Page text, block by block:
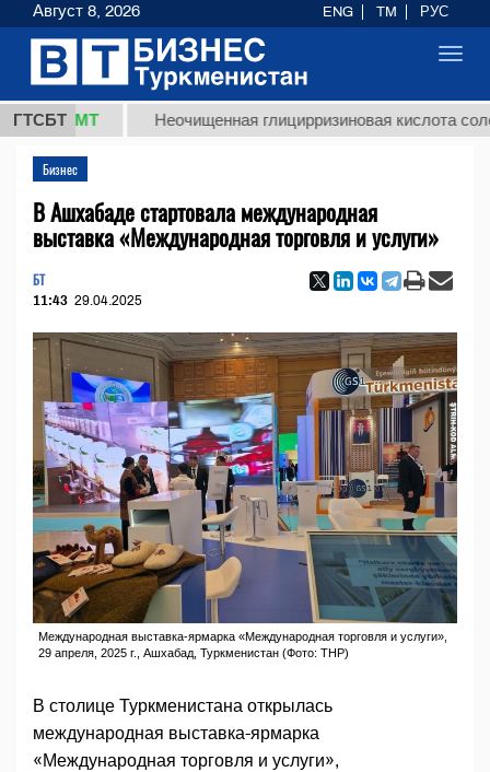
ГТСБТ
ТМТ Неочищенная глицирризиновая кислота
Бизнес
В Ашхабаде стартовала международная
выставка «Международная торговля и услуги»
БТ
11:43 29.04.2025
Международная выставка-ярмарка «Международная торговля и услуги»,
29 апреля, 2025 г., Ашхабад, Туркменистан (Фото: ТНР)
В столице Туркменистана открылась
международная выставка-ярмарка
«Международная торговля и услуги»,
Август 8, 2026 ENG TM РУС